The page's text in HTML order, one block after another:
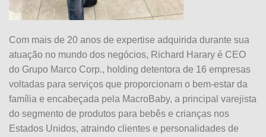
Com mais de 20 anos de expertise adquirida durante sua
atuação no mundo dos negócios, Richard Harary é CEO
do Grupo Marco Corp., holding detentora de 16 empresas
voltadas para serviços que proporcionam o bem-estar da
família e encabeçada pela MacroBaby, a principal varejista
do segmento de produtos para bebês e crianças nos
Estados Unidos, atraindo clientes e personalidades de